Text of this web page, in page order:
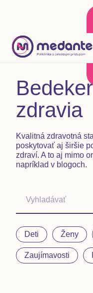
Klientske centrum
+421 2 20 302 303
Bedeker
zdravia
Kvalitná zdravotná
poskytovať aj širšie
zdraví. A to aj mimo
napríklad v blogoch.
Deti Ženy
Zaujímavosti